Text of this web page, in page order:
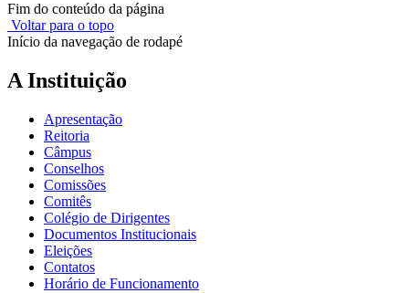
Fim do conteúdo da página
Voltar para o topo
Início da navegação de rodapé
A Instituição
Apresentação
Reitoria
Câmpus
Conselhos
Comissões
Comitês
Colégio de Dirigentes
Documentos Institucionais
Eleições
Contatos
Horário de Funcionamento